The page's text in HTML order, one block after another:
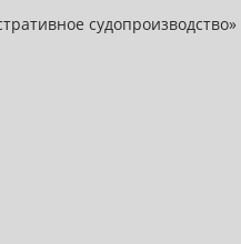
судопроизводство»